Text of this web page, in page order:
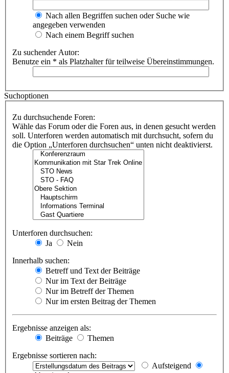
Nach allen Begriffen suchen oder Suche wie
angegeben verwenden
Nach einem Begriff suchen
Zu suchender Autor:
Benutze ein * als Platzhalter für teilweise Übereinstimmungen.
Suchoptionen
Zu durchsuchende Foren:
Wähle das Forum oder die Foren aus, in denen gesucht werden
soll. Unterforen werden automatisch mit durchsucht, sofern du
die Option „Unterforen durchsuchen“ unten nicht deaktivierst.
Unterforen durchsuchen:
Ja
Nein
Innerhalb suchen:
Betreff und Text der Beiträge
Nur im Text der Beiträge
Nur im Betreff der Themen
Nur im ersten Beitrag der Themen
Ergebnisse anzeigen als:
Beiträge
Themen
Ergebnisse sortieren nach:
Aufsteigend